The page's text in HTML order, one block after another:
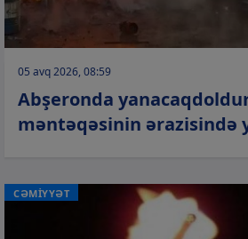
05 avq 2026, 08:59
Abşeronda
məntəqəsinin ərazisində
CƏMİYYƏT